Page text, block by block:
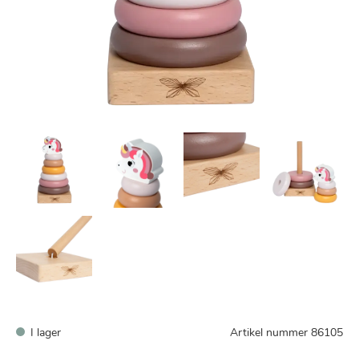
I lager Artikel nummer 86105